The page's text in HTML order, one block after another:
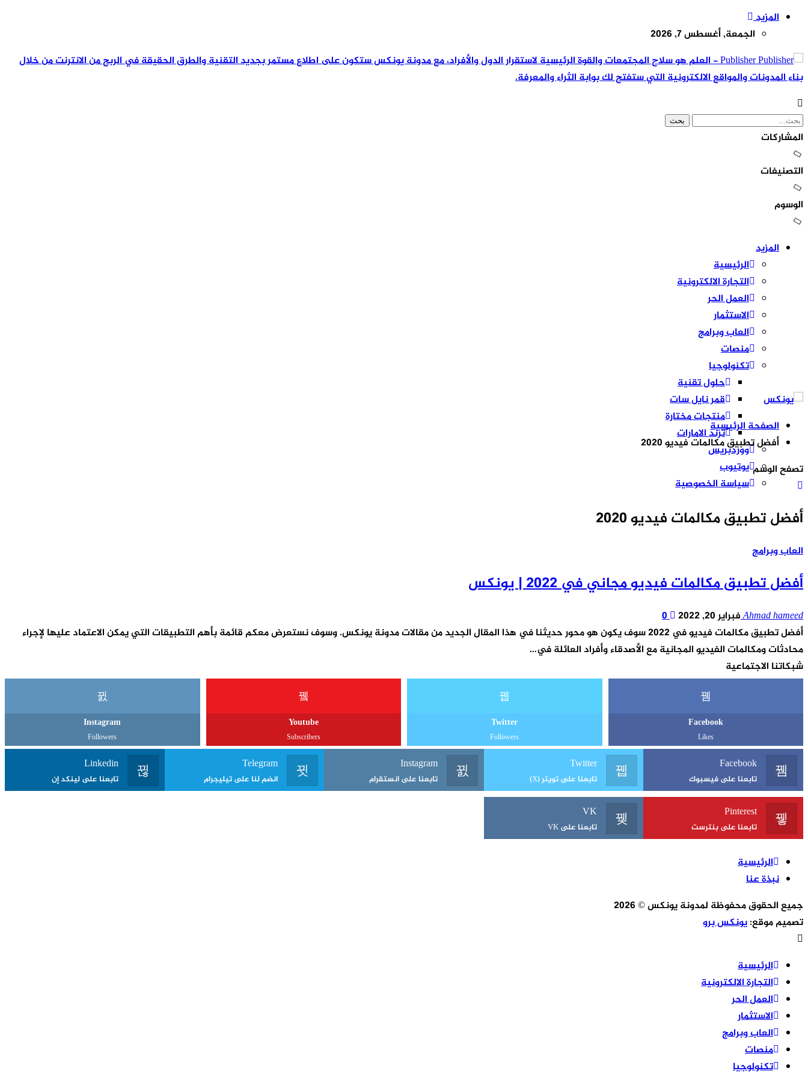
المزيد
الجمعة, أغسطس 7, 2026
Publisher - العلم هو سلاح المجتمعات والقوة الرئيسية لاستقرار الدول والأفراد، مع مدونة يونكس ستكون على اطلاع مستمر بجديد التقنية والطرق الحقيقة في الربح من الانترنت من خلال
بناء المدونات والمواقع الالكترونية التي ستفتح لك بوابة الثراء والمعرفة.
المشاركات
التصنيفات
الوسوم
المزيد
الرئيسية
التجارة الالكترونية
العمل الحر
الاستثمار
العاب وبرامج
منصات
تكنولوجيا
حلول تقنية
قمر نايل سات
منتجات مختارة
ترند الامارات
ووردبريس
يوتيوب
سياسة الخصوصية
الصفحة الرئيسية
أفضل تطبيق مكالمات فيديو 2020
تصفح الوسم
أفضل تطبيق مكالمات فيديو 2020
العاب وبرامج
أفضل تطبيق مكالمات فيديو مجاني في 2022 | يونكس
Ahmad hameedفبراير 20, 2022
0
أفضل تطبيق مكالمات فيديو في 2022 سوف يكون هو محور حديثنا في هذا المقال الجديد من مقالات مدونة يونكس. وسوف نستعرض معكم قائمة بأهم التطبيقات التي يمكن الاعتماد عليها لإجراء
محادثات ومكالمات الفيديو المجانية مع الأصدقاء وأفراد العائلة في…
شبكاتنا الاجتماعية
Facebook
Likes
Twitter
Followers
Youtube
Subscribers
Instagram
Followers
Facebook
تابعنا على فيسبوك
Twitter
تابعنا على تويتر (X)
Instagram
تابعنا على انستقرام
Telegram
انضم لنا على تيليجرام
Linkedin
تابعنا على لينكد إن
Pinterest
تابعنا على بنترست
VK
تابعنا على VK
الرئيسية
نبذة عنا
جميع الحقوق محفوظة لمدونة يونكس © 2026
تصميم موقع:يونكس برو
الرئيسية
التجارة الالكترونية
العمل الحر
الاستثمار
العاب وبرامج
منصات
تكنولوجيا